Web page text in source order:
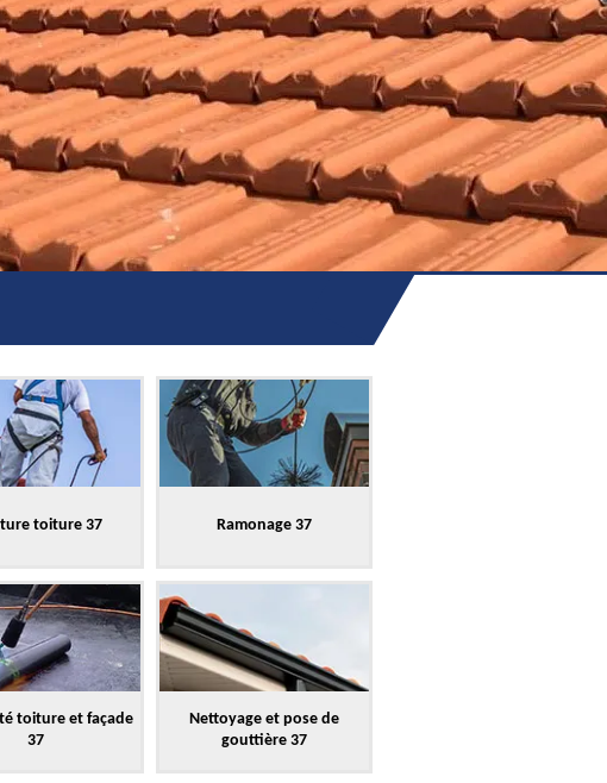
toiture 37 Ramonage 37
toiture et façade
37
Nettoyage et pose de
gouttière 37